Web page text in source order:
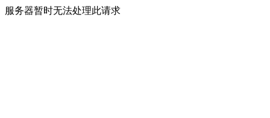
服务器暂时无法处理此请求